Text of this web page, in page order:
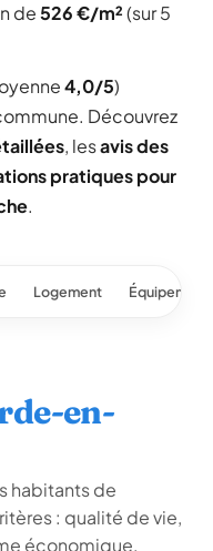
de526 €/m²(sur 5
4,0/5)
Découvrez
, lesavis des
pratiques pour
.
Logement
en-
habitants de
: qualité de vie,
économique,